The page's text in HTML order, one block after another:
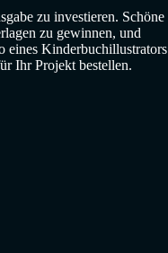
zu investieren. Schöne
zu gewinnen, und
eines Kinderbuchillustrators
Ihr Projekt bestellen.